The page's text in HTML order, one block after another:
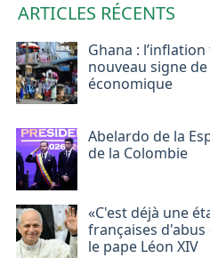
ARTICLES RÉCENTS
Ghana :
nouveau signe
économique
Abelardo de la
de la Colombie
«C'est déjà une
françaises
le pape Léon XIV